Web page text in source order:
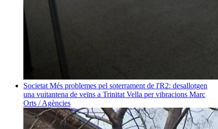
Societat Més problemes pel soterrament de l'R2: desallotgen
una vuitantena de veïns a Trinitat Vella per vibracions Marc
Orts / Agències